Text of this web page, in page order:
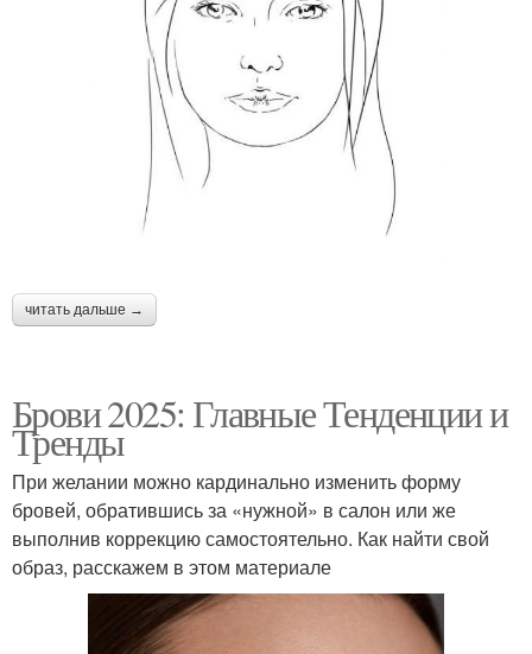
читать дальше →
Брови 2025: Главные Тенденции и
Тренды
При желании можно кардинально изменить форму
бровей, обратившись за «нужной» в салон или же
выполнив коррекцию самостоятельно. Как найти свой
образ, расскажем в этом материале